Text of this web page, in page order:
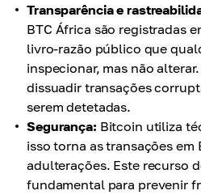
Transparência e
BTC África são registradas
livro-razão público que
inspecionar, mas não
dissuadir transações
serem detetadas.
Segurança: Bitcoin utiliza
isso torna as transações em
adulterações. Este recurso
fundamental para prevenir